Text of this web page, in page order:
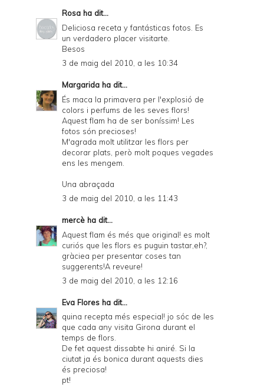
Rosa ha dit...
Deliciosa receta y fantásticas fotos. Es
un verdadero placer visitarte.
Besos
3 de maig del 2010, a les 10:34
Margarida ha dit...
És maca la primavera per l'explosió de
colors i perfums de les seves flors!
Aquest flam ha de ser boníssim! Les
fotos són precioses!
M'agrada molt utilitzar les flors per
decorar plats, però molt poques vegades
ens les mengem.
Una abraçada
3 de maig del 2010, a les 11:43
mercè ha dit...
Aquest flam és més que original! es molt
curiós que les flors es puguin tastar,eh?,
gràciea per presentar coses tan
suggerents!A reveure!
3 de maig del 2010, a les 12:16
Eva Flores ha dit...
quina recepta més especial! jo sóc de les
que cada any visita Girona durant el
temps de flors.
De fet aquest dissabte hi aniré. Si la
ciutat ja és bonica durant aquests dies
és preciosa!
pt!